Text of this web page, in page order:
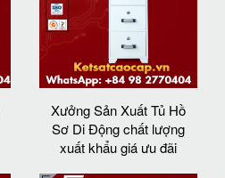
Xưởng Sản Xuất Tủ Hồ
Sơ Di Động chất lượng
xuất khẩu giá ưu đãi